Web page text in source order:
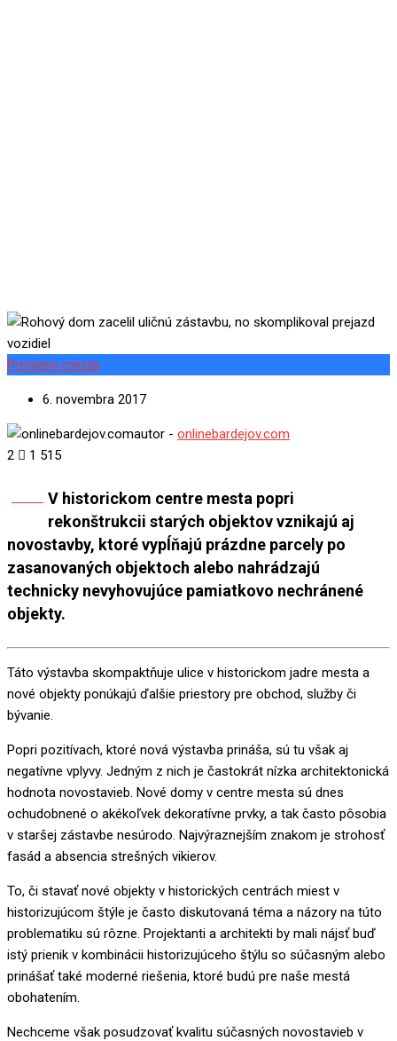
Premeny mesta
6. novembra 2017
autor - onlinebardejov.com
2
1 515
V historickom centre mesta popri
rekonštrukcii starých objektov vznikajú aj
novostavby, ktoré vypĺňajú prázdne parcely po
zasanovaných objektoch alebo nahrádzajú
technicky nevyhovujúce pamiatkovo nechránené
objekty.
Táto výstavba skompaktňuje ulice v historickom jadre mesta a
nové objekty ponúkajú ďalšie priestory pre obchod, služby či
bývanie.
Popri pozitívach, ktoré nová výstavba prináša, sú tu však aj
negatívne vplyvy. Jedným z nich je častokrát nízka architektonická
hodnota novostavieb. Nové domy v centre mesta sú dnes
ochudobnené o akékoľvek dekoratívne prvky, a tak často pôsobia
v staršej zástavbe nesúrodo. Najvýraznejším znakom je strohosť
fasád a absencia strešných vikierov.
To, či stavať nové objekty v historických centrách miest v
historizujúcom štýle je často diskutovaná téma a názory na túto
problematiku sú rôzne. Projektanti a architekti by mali nájsť buď
istý prienik v kombinácii historizujúceho štýlu so súčasným alebo
prinášať také moderné riešenia, ktoré budú pre naše mestá
obohatením.
Nechceme však posudzovať kvalitu súčasných novostavieb v